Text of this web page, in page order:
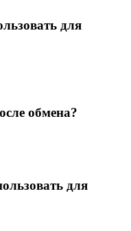
для
обмена?
для